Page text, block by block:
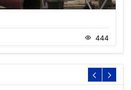
444